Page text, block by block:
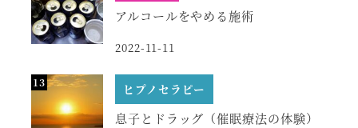
アルコールをやめる施術
2022-11-11
ヒプノセラピー
息子とドラッグ（催眠療法の体験）